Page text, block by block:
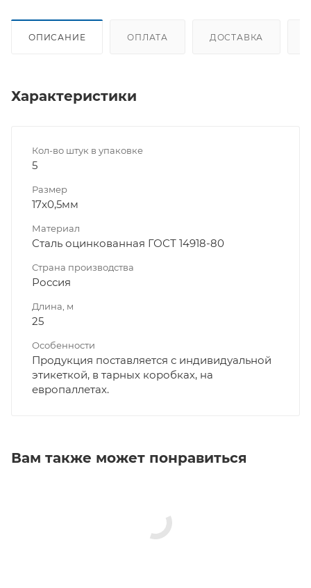
ОПИСАНИЕ ОПЛАТА ДОСТАВКА
Характеристики
Кол-во штук в упаковке
5
Размер
17x0,5мм
Материал
Сталь оцинкованная ГОСТ 14918-80
Страна производства
Россия
Длина, м
25
Особенности
Продукция поставляется с индивидуальной
этикеткой, в тарных коробках, на
европаллетах.
Вам также может понравиться